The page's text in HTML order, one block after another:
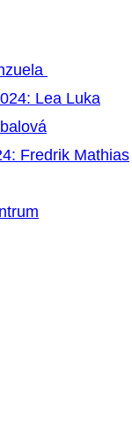
Lea Luka
Fredrik Mathias